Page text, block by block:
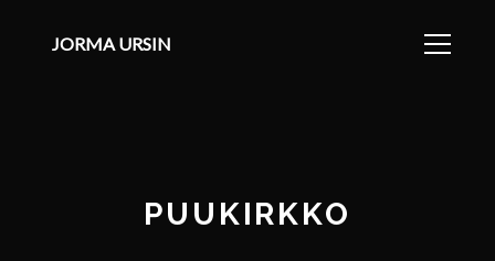
JORMA URSIN
PUUKIRKKO